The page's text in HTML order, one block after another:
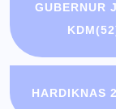
GUBERNUR
KDM
HARDIKNAS